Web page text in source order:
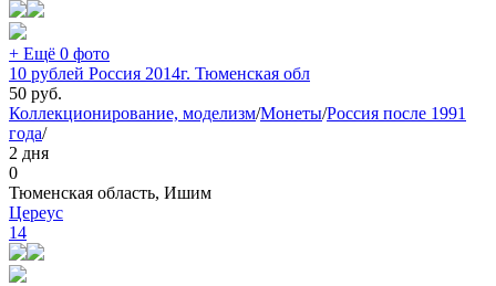
+ Ещё 0 фото
10 рублей Россия 2014г. Тюменская обл
50 руб.
Коллекционирование, моделизм/Монеты/Россия после 1991
года/
2 дня
0
Тюменская область, Ишим
Цереус
14